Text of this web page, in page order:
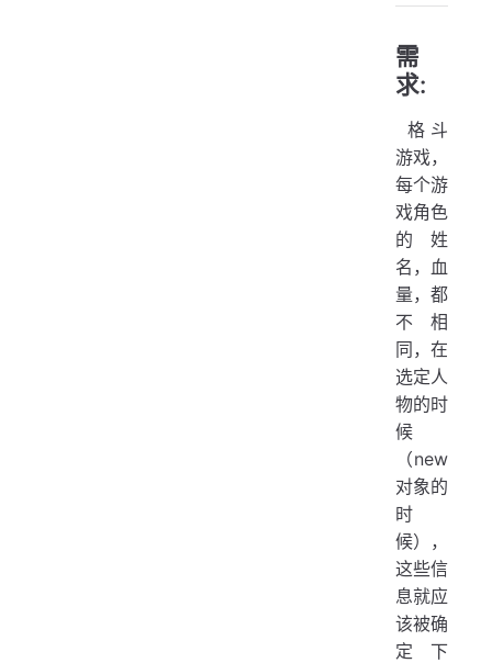
需
求:
​ 格斗
游戏，
每个游
戏角色
的姓
名，血
量，都
不相
同，在
选定人
物的时
候
（new
对象的
时
候），
这些信
息就应
该被确
定下